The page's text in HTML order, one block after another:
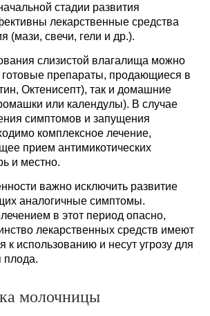
стадии развития
лекарственные средства
(мази, свечи, гели и др.).
слизистой влагалища можно
готовые препараты, продающиеся в
Октенисепт), так и домашние
или календулы). В случае
симптомов и запущения
комплексное лечение,
прием антимикотических
и местно.
важно исключить развитие
аналогичные симптомы.
в этот период опасно,
лекарственных средств имеют
к использованию и несут угрозу для
плода.
молочницы